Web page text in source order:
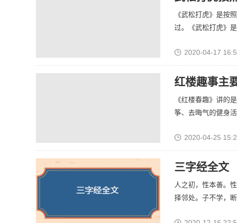
《武松打虎》是按
过。《武松打虎》是
2020-04-17
红楼趣事主
《红楼春趣》讲的
筝、去晦气的健身活
2020-04-25
三字经全文
人之初，性本善。
择邻处。子不学，断